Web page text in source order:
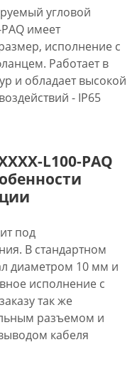
угловой
имеет
исполнение с
Работает в
и обладает высокой
- IP65
L100-PAQ
под
В стандартном
диаметром 10 мм и
исполнение с
так же
разъемом и
кабеля